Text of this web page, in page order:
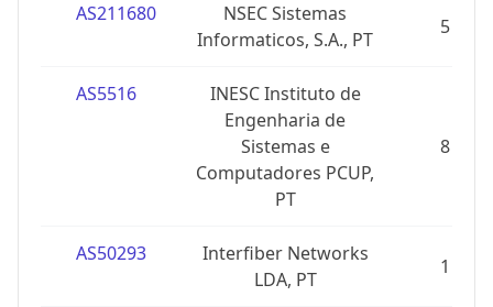
AS211680
NSEC Sistemas
Informaticos, S.A., PT
5
AS5516
INESC Instituto de
Engenharia de
Sistemas e
Computadores PCUP,
PT
8
AS50293
Interfiber Networks
LDA, PT
1